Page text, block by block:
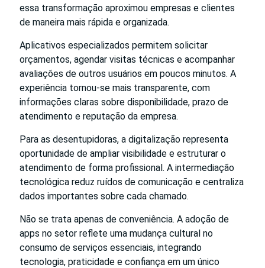
essa transformação aproximou empresas e clientes
de maneira mais rápida e organizada.
Aplicativos especializados permitem solicitar
orçamentos, agendar visitas técnicas e acompanhar
avaliações de outros usuários em poucos minutos. A
experiência tornou-se mais transparente, com
informações claras sobre disponibilidade, prazo de
atendimento e reputação da empresa.
Para as desentupidoras, a digitalização representa
oportunidade de ampliar visibilidade e estruturar o
atendimento de forma profissional. A intermediação
tecnológica reduz ruídos de comunicação e centraliza
dados importantes sobre cada chamado.
Não se trata apenas de conveniência. A adoção de
apps no setor reflete uma mudança cultural no
consumo de serviços essenciais, integrando
tecnologia, praticidade e confiança em um único